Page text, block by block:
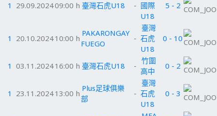
1 29.09.202409:00 h 臺灣石虎U18 - 國際
U18
5 - 2
1 20.10.202410:00 h
PAKARONGAY
FUEGO
-
臺灣
石虎
U18
0 - 10
1 03.11.202416:00 h 臺灣石虎U18 -
竹圍
高中
0 - 2
1 23.11.202413:00 h
Plus足球俱樂
部
-
臺灣
石虎
U18
0 - 3